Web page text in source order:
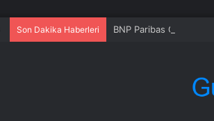
Son Dakika Haberleri BNP Paribas Cardif